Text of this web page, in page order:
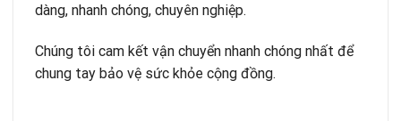
dàng, nhanh chóng, chuyên nghiệp.
Chúng tôi cam kết vận chuyển nhanh chóng nhất để
chung tay bảo vệ sức khỏe cộng đồng.